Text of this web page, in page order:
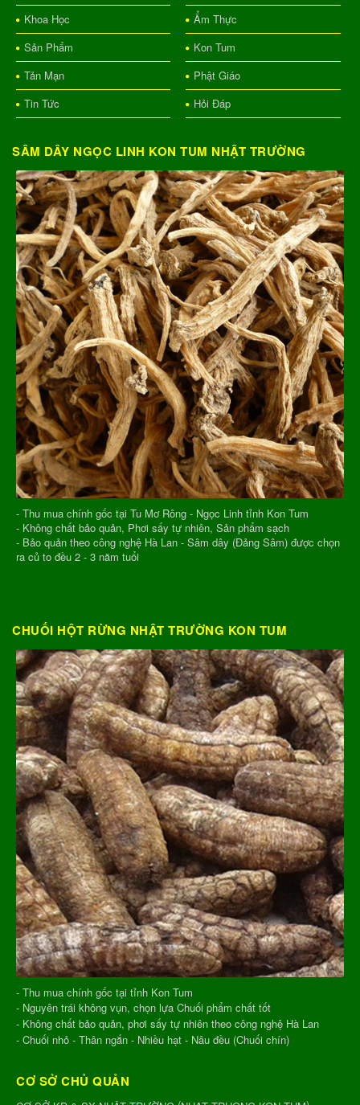
Khoa Học
Ẩm Thực
Sản Phẩm
Kon Tum
Tản Mạn
Phật Giáo
Tin Tức
Hỏi Đáp
SÂM DÂY NGỌC LINH KON TUM NHẬT TRƯỜNG
- Thu mua chính gốc tại Tu Mơ Rông - Ngọc Linh tỉnh Kon Tum
- Không chất bảo quản, Phơi sấy tự nhiên, Sản phẩm sạch
- Bảo quản theo công nghệ Hà Lan - Sâm dây (Đảng Sâm) được chọn
ra củ to đều 2 - 3 năm tuổi
CHUỐI HỘT RỪNG NHẬT TRƯỜNG KON TUM
- Thu mua chính gốc tại tỉnh Kon Tum
- Nguyên trái không vụn, chọn lựa Chuối phẩm chất tốt
- Không chất bảo quản, phơi sấy tự nhiên theo công nghệ Hà Lan
- Chuối nhỏ - Thân ngắn - Nhiều hạt - Nâu đều (Chuối chín)
CƠ SỞ CHỦ QUẢN